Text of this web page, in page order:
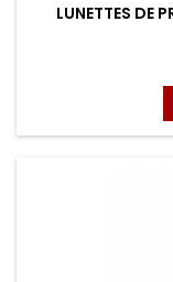
LUNETTES DE